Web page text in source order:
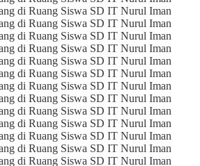
di Ruang Siswa SD IT Nurul Iman
di Ruang Siswa SD IT Nurul Iman
di Ruang Siswa SD IT Nurul Iman
di Ruang Siswa SD IT Nurul Iman
di Ruang Siswa SD IT Nurul Iman
di Ruang Siswa SD IT Nurul Iman
di Ruang Siswa SD IT Nurul Iman
di Ruang Siswa SD IT Nurul Iman
di Ruang Siswa SD IT Nurul Iman
di Ruang Siswa SD IT Nurul Iman
di Ruang Siswa SD IT Nurul Iman
di Ruang Siswa SD IT Nurul Iman
di Ruang Siswa SD IT Nurul Iman